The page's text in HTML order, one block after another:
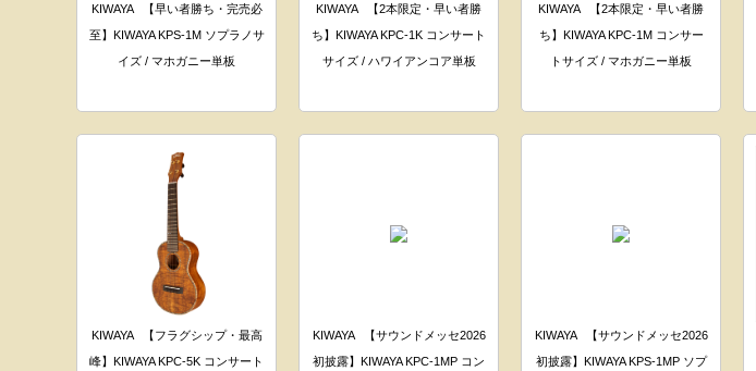
KIWAYA
【早い者勝ち・完売必
至】KIWAYA KPS-1M ソプラノサ
イズ / マホガニー単板
KIWAYA
【2本限定・早い者勝
ち】KIWAYA KPC-1K コンサート
サイズ / ハワイアンコア単板
KIWAYA
【2本限定・早い者勝
ち】KIWAYA KPC-1M コンサー
トサイズ / マホガニー単板
KIWAYA
【フラグシップ・最高
峰】KIWAYA KPC-5K コンサート
KIWAYA
【サウンドメッセ2026
初披露】KIWAYA KPC-1MP コン
KIWAYA
【サウンドメッセ2026
初披露】KIWAYA KPS-1MP ソプ